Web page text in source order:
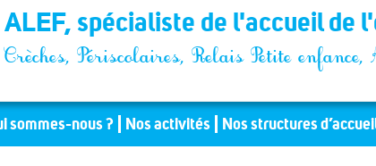
ALEF, spécialiste de l'accueil de
Crèches, Périscolaires, Relais Petite enfance,
sommes-nous ? Nos activités Nos structures